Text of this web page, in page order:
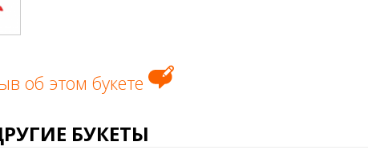
об этом букете
БУКЕТЫ